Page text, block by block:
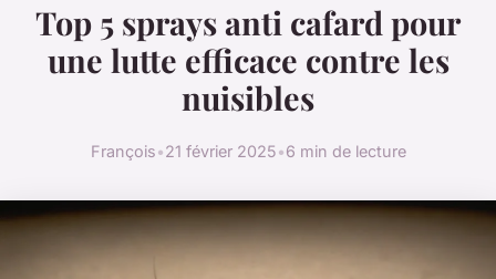
Top 5 sprays anti cafard pour
une lutte efficace contre les
nuisibles
François•21 février 2025•6 min de lecture